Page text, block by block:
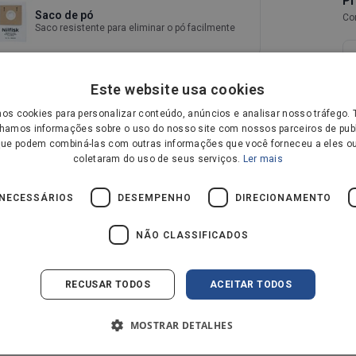
Saco de pó
Saco resistente para eliminar o pó facilmente
Pincel espanador, Filtro EPA 10
a potência. Eficazes em todas as
O Nilfisk One vem com um cinto de
aspirador é na verdade bastante forte,
Este website usa cookies
cookies para personalizar conteúdo, anúncios e analisar nosso tráfego.
informações sobre o uso do nosso site com nossos parceiros de
podem combiná-las com outras informações que você forneceu a eles
coletaram do uso de seus serviços. Ler mais
DESEMPENHO DIRECIONAMENTO
NÃO CLASSIFICADOS
ACEITAR TODOS
RECUSAR TODOS
MOSTRAR DETALHES